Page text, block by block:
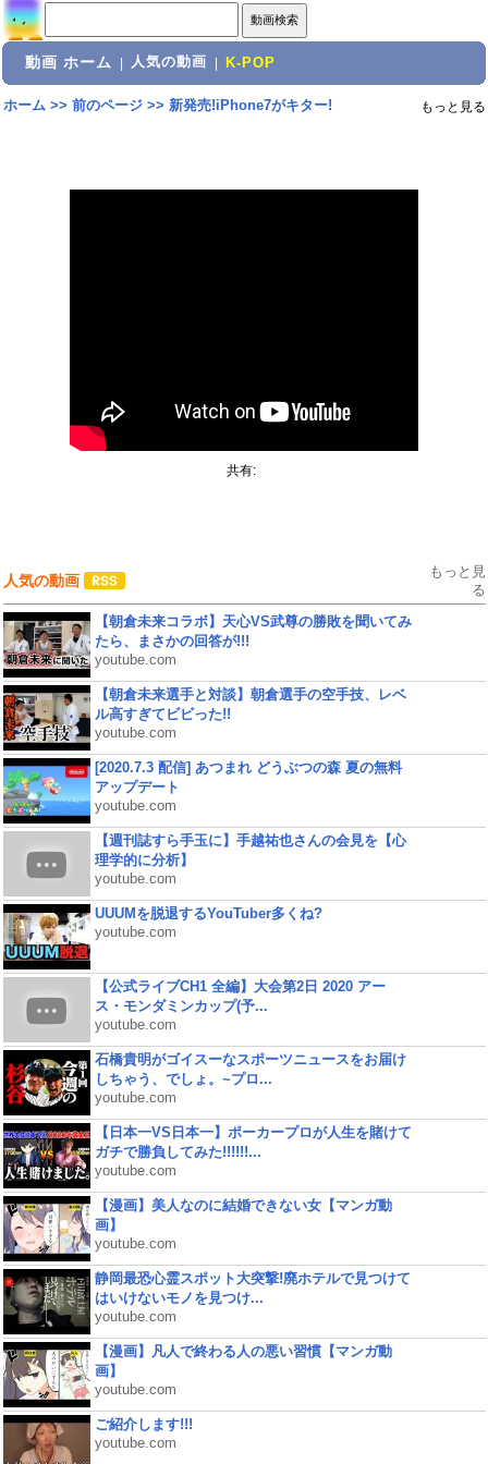
動画 ホーム 人気の動画 K-POP
ホーム>> 前のページ>> 新発売!iPhone7がキター! もっと見る
共有:
人気の動画
もっと見
る
【朝倉未来コラボ】天心VS武尊の勝敗を聞いてみ
たら、まさかの回答が!!!
youtube.com
【朝倉未来選手と対談】朝倉選手の空手技、レベ
ル高すぎてビビった!!
youtube.com
[2020.7.3 配信] あつまれ どうぶつの森 夏の無料
アップデート
youtube.com
【週刊誌すら手玉に】手越祐也さんの会見を【心
理学的に分析】
youtube.com
UUUMを脱退するYouTuber多くね?
youtube.com
【公式ライブCH1 全編】大会第2日 2020 アー
ス・モンダミンカップ(予...
youtube.com
石橋貴明がゴイスーなスポーツニュースをお届け
しちゃう、でしょ。~プロ...
youtube.com
【日本一VS日本一】ポーカープロが人生を賭けて
ガチで勝負してみた!!!!!!...
youtube.com
【漫画】美人なのに結婚できない女【マンガ動
画】
youtube.com
静岡最恐心霊スポット大突撃!廃ホテルで見つけて
はいけないモノを見つけ...
youtube.com
【漫画】凡人で終わる人の悪い習慣【マンガ動
画】
youtube.com
ご紹介します!!!
youtube.com